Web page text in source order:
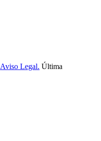
Aviso Legal. Última